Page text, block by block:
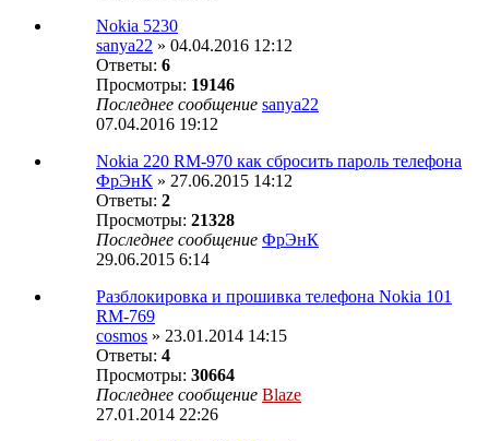
Nokia 5230
sanya22 » 04.04.2016 12:12
Ответы: 6
Просмотры: 19146
Последнее сообщение sanya22
07.04.2016 19:12
Nokia 220 RM-970 как сбросить пароль телефона
ФрЭнК » 27.06.2015 14:12
Ответы: 2
Просмотры: 21328
Последнее сообщение ФрЭнК
29.06.2015 6:14
Разблокировка и прошивка телефона Nokia 101
RM-769
cosmos » 23.01.2014 14:15
Ответы: 4
Просмотры: 30664
Последнее сообщение Blaze
27.01.2014 22:26